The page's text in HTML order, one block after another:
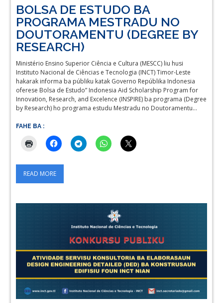
BOLSA DE ESTUDO BA
PROGRAMA MESTRADU NO
DOUTORAMENTU (DEGREE BY
RESEARCH)
Ministério Ensino Superior Ciência e Cultura (MESCC) liu husi
Instituto Nacional de Ciências e Tecnologia (INCT) Timor-Leste
hakarak informa ba públiku katak Governo Repúblika Indonesia
oferese Bolsa de Estudo” Indonesia Aid Scholarship Program for
Innovation, Research, and Excelence (INSPIRE) ba programa (Degree
by Research) ho programa estudu Mestradu no Doutoramentu…
FAHE BA :
READ MORE